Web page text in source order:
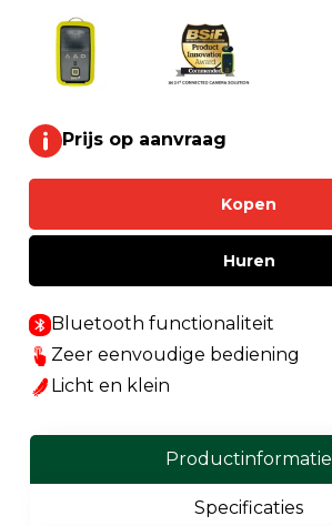
Prijs op aanvraag
Huren
Kopen
Bluetooth functionaliteit
Zeer eenvoudige bediening
Licht en klein
Productinformatie
Specificaties